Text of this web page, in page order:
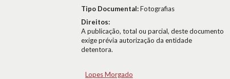
Tipo Documental:Fotografias
Direitos:
A publicação, total ou parcial, deste documento
exige prévia autorização da entidade
detentora.
Lopes Morgado